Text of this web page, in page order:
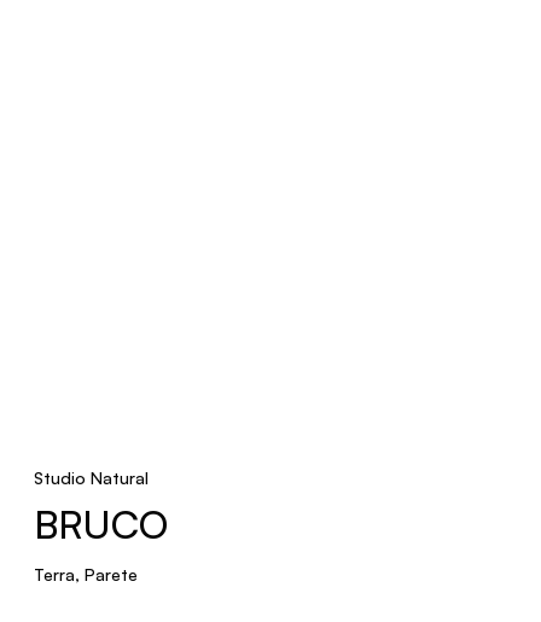
Studio Natural
BRUCO
Terra, Parete